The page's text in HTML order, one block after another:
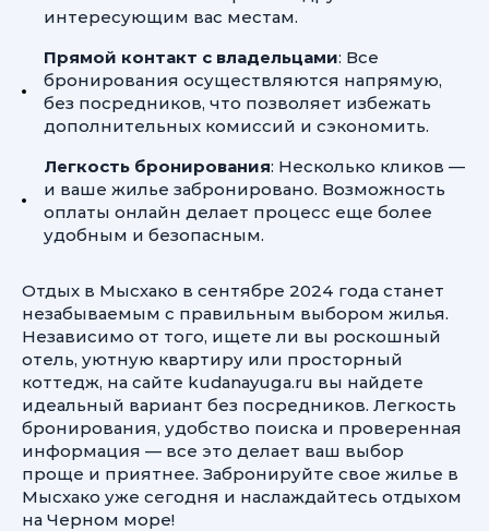
интересующим вас местам.
Прямой контакт с владельцами: Все
бронирования осуществляются напрямую,
без посредников, что позволяет избежать
дополнительных комиссий и сэкономить.
Легкость бронирования: Несколько кликов —
и ваше жилье забронировано. Возможность
оплаты онлайн делает процесс еще более
удобным и безопасным.
Отдых в Мысхако в сентябре 2024 года станет
незабываемым с правильным выбором жилья.
Независимо от того, ищете ли вы роскошный
отель, уютную квартиру или просторный
коттедж, на сайте kudanayuga.ru вы найдете
идеальный вариант без посредников. Легкость
бронирования, удобство поиска и проверенная
информация — все это делает ваш выбор
проще и приятнее. Забронируйте свое жилье в
Мысхако уже сегодня и наслаждайтесь отдыхом
на Черном море!